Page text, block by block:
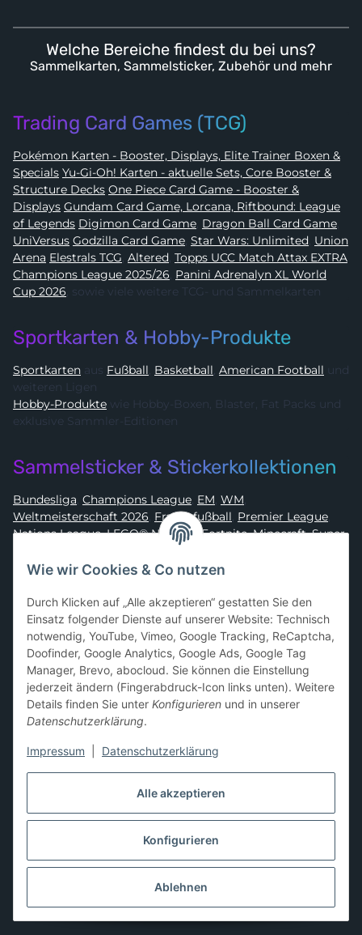
Welche Bereiche findest du bei uns?
Sammelkarten, Sammelsticker, Zubehör und mehr
Trading Card Games (TCG)
Pokémon Karten - Booster, Displays, Elite Trainer Boxen &
Specials Yu-Gi-Oh! Karten - aktuelle Sets, Core Booster &
Structure Decks One Piece Card Game - Booster &
Displays Gundam Card Game, Lorcana, Riftbound: League
of Legends
Digimon Card Game, Dragon Ball Card Game,
UniVersus
Godzilla Card Game, Star Wars: Unlimited, Union
Arena
Elestrals TCG, Altered, Topps UCC Match Attax EXTRA
Champions League 2025/26, Panini Adrenalyn XL World
Cup 2026, sowie viele weitere TCG- und Sammelkarten
Sportkarten & Hobby-Produkte
Sportkarten aus Fußball, Basketball, American Football und
weiteren Ligen
Hobby-Produkte
exklusive Sammler-Editionen
Sammelsticker & Stickerkollektionen
Bundesliga, Champions League, EM, WM,
Weltmeisterschaft 2026, Frauenfußball, Premier League,
Nations League, LEGO® Ninjago Fortnite,Minecraft,Super
Asterix
Sammelkarten-Zubehör &
Schutzprodukte
Card Sleeves, Penny Sleeves, Premium Sleeves,Toploader
Magnetic Holder, Sammelalben / Binder / Pocket Pages
Deckboxen ,Playmats undAufbewahrungslösungen
Vertrag widerrufen
* Alle Preise inkl. gesetzlicher USt., zzgl.Versand
** Differenzbesteuerung gemäß § 25a UStG,
Alle akzeptieren
Konfigurieren
Ablehnen
Wie wir Cookies & Co nutzen
Durch Klicken auf „Alle akzeptieren“ gestatten Sie den
Einsatz folgender Dienste auf unserer Website: Technisch
notwendig, YouTube, Vimeo, Google Tracking, ReCaptcha,
Doofinder, Google Analytics, Google Ads, Google Tag
Manager, Brevo, abocloud. Sie können die Einstellung
jederzeit ändern (Fingerabdruck-Icon links unten). Weitere
Details finden Sie unter Konfigurieren und in unserer
Datenschutzerklärung.
Impressum Datenschutzerklärung